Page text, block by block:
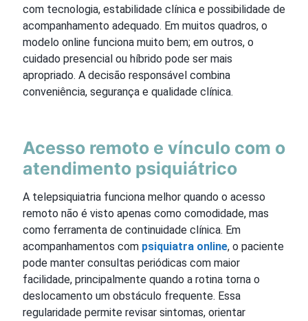
com tecnologia, estabilidade clínica e possibilidade de
acompanhamento adequado. Em muitos quadros, o
modelo online funciona muito bem; em outros, o
cuidado presencial ou híbrido pode ser mais
apropriado. A decisão responsável combina
conveniência, segurança e qualidade clínica.
Acesso remoto e vínculo com o
atendimento psiquiátrico
A telepsiquiatria funciona melhor quando o acesso
remoto não é visto apenas como comodidade, mas
como ferramenta de continuidade clínica. Em
acompanhamentos com psiquiatra online, o paciente
pode manter consultas periódicas com maior
facilidade, principalmente quando a rotina torna o
deslocamento um obstáculo frequente. Essa
regularidade permite revisar sintomas, orientar